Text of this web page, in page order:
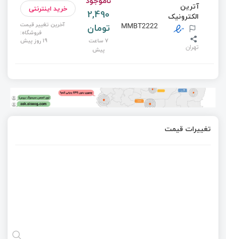
آترین
الکترونیک
تهران
MMBT2222
2,490
تومان
7 ساعت
پیش
خرید اینترنتی
آخرین تغییر قیمت
فروشگاه:
19 روز پیش
تغییرات قیمت